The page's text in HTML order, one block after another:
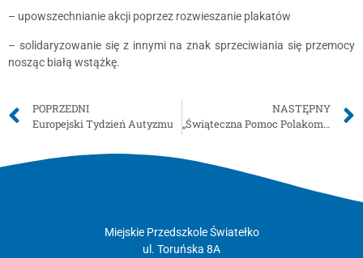
– upowszechnianie akcji poprzez rozwieszanie plakatów
– solidaryzowanie się z innymi na znak sprzeciwiania się przemocy
nosząc białą wstążkę.
POPRZEDNI
Europejski Tydzień Autyzmu
NASTĘPNY
„Świąteczna Pomoc Polakom na Kresach”
Miejskie Przedszkole Światełko
ul. Toruńska 8A